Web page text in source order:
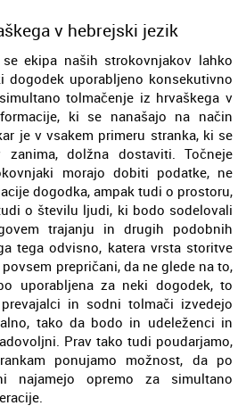
v hebrejski jezik
ekipa naših strokovnjakov lahko
dogodek uporabljeno konsekutivno
tolmačenje iz hrvaškega v
ki se nanašajo na način
je v vsakem primeru stranka, ki se
dolžna dostaviti. Točneje
morajo dobiti podatke, ne
dogodka, ampak tudi o prostoru,
o številu ljudi, ki bodo sodelovali
trajanju in drugih podobnih
tega odvisno, katera vrsta storitve
prepričani, da ne glede na to,
uporabljena za neki dogodek, to
in sodni tolmači izvedejo
tako da bodo in udeleženci in
Prav tako tudi poudarjamo,
ponujamo možnost, da po
najamejo opremo za simultano